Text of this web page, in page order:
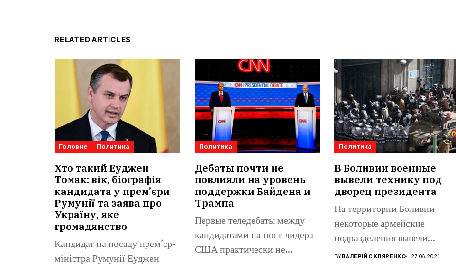
RELATED ARTICLES
Головне Политика
Хто такий Еуджен
Томак: вік, біографія
кандидата у прем’єри
Румунії та заява про
Україну, яке
громадянство
Кандидат на посаду прем’єр-
міністра Румунії Еуджен
Политика
Дебаты почти не
повлияли на уровень
поддержки Байдена и
Трампа
Первые теледебаты между
кандидатами на пост лидера
США практически не
Политика
В Боливии военные
вывели технику под
дворец президента
На территории Боливии
некоторые армейские
подразделения вывели
бронетехнику на
BYВАЛЕРІЙ СКЛЯРЕНКО 27.06.2024